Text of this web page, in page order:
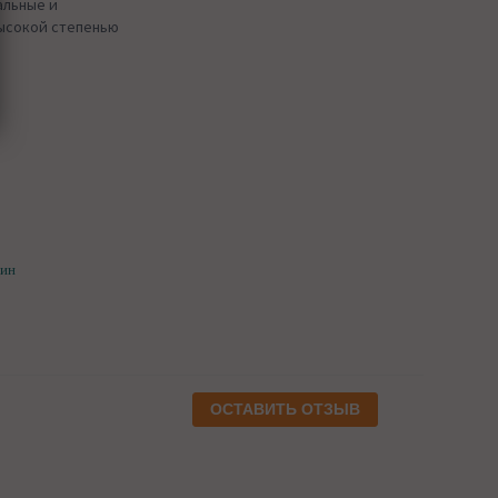
и
степенью
ОСТАВИТЬ ОТЗЫВ